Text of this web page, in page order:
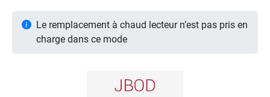
Le remplacement à chaud lecteur n’est pas pris en
charge dans ce mode